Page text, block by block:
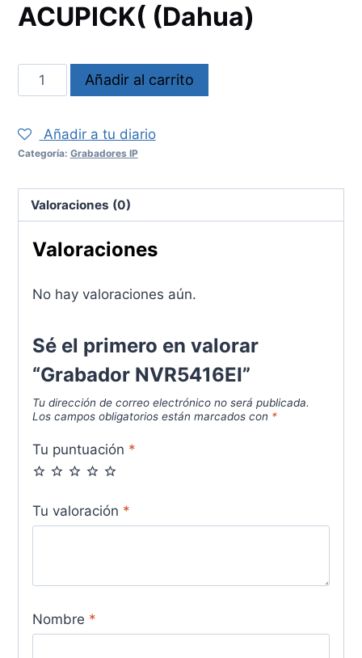
ACUPICK( (Dahua)
Grabador
NVR5416EI
Añadir al carrito
Añadir a tu diario
Categoría: Grabadores IP
Valoraciones (0)
Valoraciones
No hay valoraciones aún.
Sé el primero en valorar
“Grabador NVR5416EI”
Tu dirección de correo electrónico no será publicada.
Los campos obligatorios están marcados con *
Tu puntuación *
Tu valoración *
Nombre *